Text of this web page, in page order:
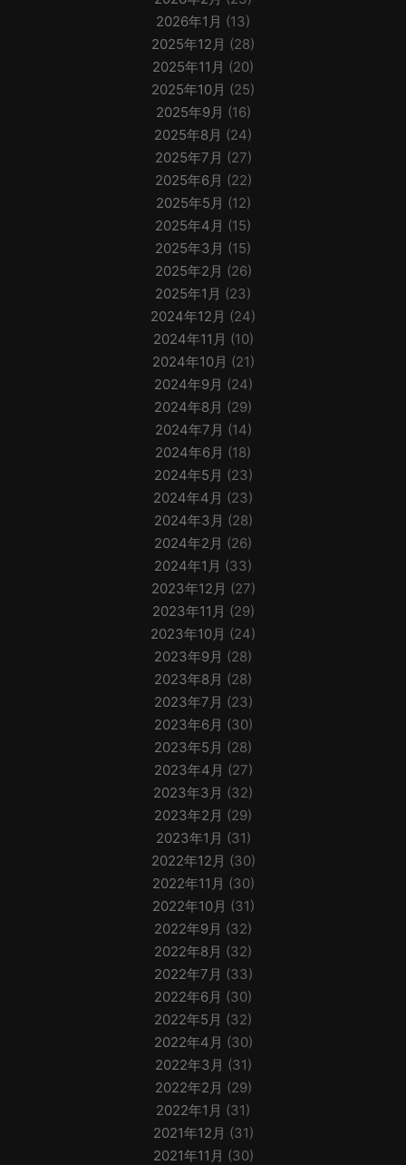
2026年1月 (13)
2025年12月 (28)
2025年11月 (20)
2025年10月 (25)
2025年9月 (16)
2025年8月 (24)
2025年7月 (27)
2025年6月 (22)
2025年5月 (12)
2025年4月 (15)
2025年3月 (15)
2025年2月 (26)
2025年1月 (23)
2024年12月 (24)
2024年11月 (10)
2024年10月 (21)
2024年9月 (24)
2024年8月 (29)
2024年7月 (14)
2024年6月 (18)
2024年5月 (23)
2024年4月 (23)
2024年3月 (28)
2024年2月 (26)
2024年1月 (33)
2023年12月 (27)
2023年11月 (29)
2023年10月 (24)
2023年9月 (28)
2023年8月 (28)
2023年7月 (23)
2023年6月 (30)
2023年5月 (28)
2023年4月 (27)
2023年3月 (32)
2023年2月 (29)
2023年1月 (31)
2022年12月 (30)
2022年11月 (30)
2022年10月 (31)
2022年9月 (32)
2022年8月 (32)
2022年7月 (33)
2022年6月 (30)
2022年5月 (32)
2022年4月 (30)
2022年3月 (31)
2022年2月 (29)
2022年1月 (31)
2021年12月 (31)
2021年11月 (30)